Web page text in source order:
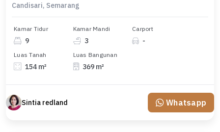
Candisari, Semarang
Kamar Tidur
9
Kamar Mandi
3
Carport
-
Luas Tanah
154 m²
Luas Bangunan
369 m²
Sintia redland Whatsapp